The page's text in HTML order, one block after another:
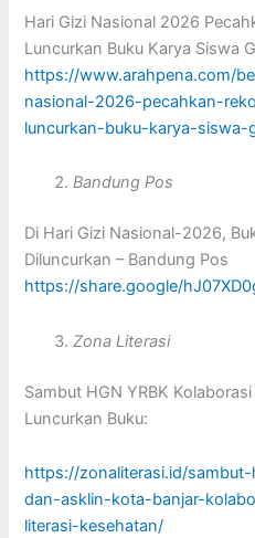
Hari Gizi Nasional 2026
Luncurkan Buku Karya Siswa
https://www.arahpena.com/
nasional-2026-pecahkan-
luncurkan-buku-karya-siswa-
Bandung Pos
Di Hari Gizi Nasional-2026,
Diluncurkan – Bandung Pos
https://share.google/
Zona Literasi
Sambut HGN YRBK
Luncurkan Buku:
https://zonaliterasi.id/
dan-asklin-kota-banjar-
literasi-kesehatan/